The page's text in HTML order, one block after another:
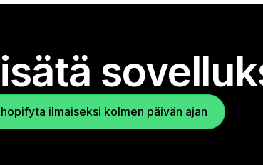
ilmaiseksi kolmen päivän ajan